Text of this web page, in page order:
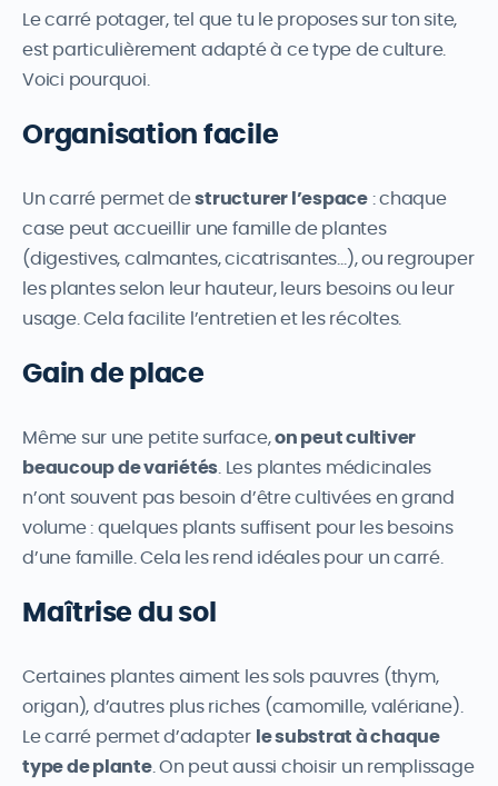
Le carré potager, tel que tu le proposes sur ton site,
est particulièrement adapté à ce type de culture.
Voici pourquoi.
Organisation facile
Un carré permet destructurer l’espace: chaque
case peut accueillir une famille de plantes
(digestives, calmantes, cicatrisantes…), ou regrouper
les plantes selon leur hauteur, leurs besoins ou leur
usage. Cela facilite l’entretien et les récoltes.
Gain de place
Même sur une petite surface,on peut cultiver
beaucoup de variétés . Les plantes médicinales
n’ont souvent pas besoin d’être cultivées en grand
volume : quelques plants suffisent pour les besoins
d’une famille. Cela les rend idéales pour un carré.
Maîtrise du sol
Certaines plantes aiment les sols pauvres (thym,
origan), d’autres plus riches (camomille, valériane).
Le carré permet d’adapter le substrat à chaque
type de plante. On peut aussi choisir un remplissage